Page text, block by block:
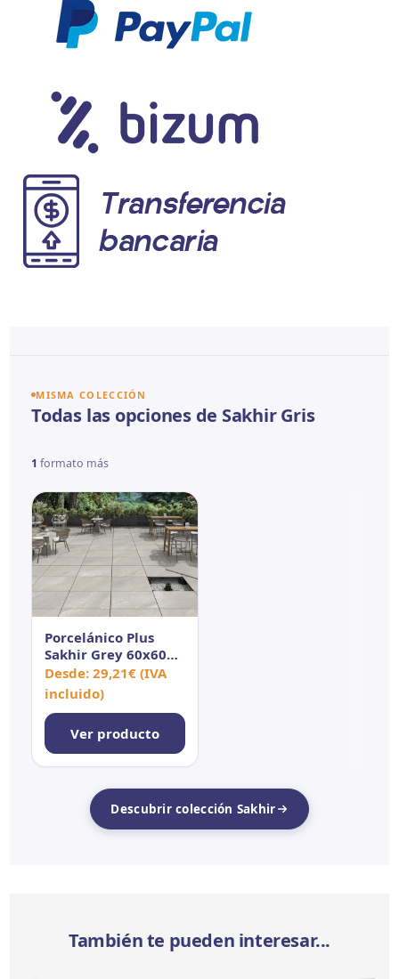
MISMA COLECCIÓN
Todas las opciones de Sakhir Gris
1 formato más
Porcelánico Plus
Sakhir Grey 60x60
cm MT 20 mm Rect
Antid C3
Desde:29,21€ (IVA
incluido)
Ver producto
Descubrir colección Sakhir
También te pueden interesar...